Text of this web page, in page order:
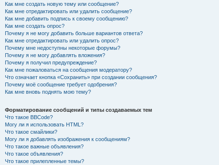
Как мне создать новую тему или сообщение?
Как мне отредактировать или удалить сообщение?
Как мне добавить подпись к своему сообщению?
Как мне создать опрос?
Почему я не могу добавить больше вариантов ответа?
Как мне отредактировать или удалить опрос?
Почему мне недоступны некоторые форумы?
Почему я не могу добавлять вложения?
Почему я получил предупреждение?
Как мне пожаловаться на сообщения модератору?
Что означает кнопка «Сохранить» при создании сообщения?
Почему моё сообщение требует одобрения?
Как мне вновь поднять мою тему?
Форматирование сообщений и типы создаваемых тем
Что такое BBCode?
Могу ли я использовать HTML?
Что такое смайлики?
Могу ли я добавлять изображения к сообщениям?
Что такое важные объявления?
Что такое объявления?
Что такое прилепленные темы?